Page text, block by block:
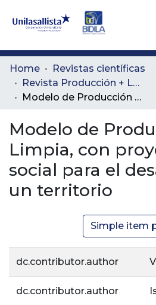
Communities
& Collections
Statistics
Home
Revistas científicas
Revista Producción + Limpia
Modelo de Producción Limpia, con proyección social para el desarrollo de un territorio
Modelo de
Limpia, con
social para el
un territorio
Simple item
dc.contributor.author
dc.contributor.author